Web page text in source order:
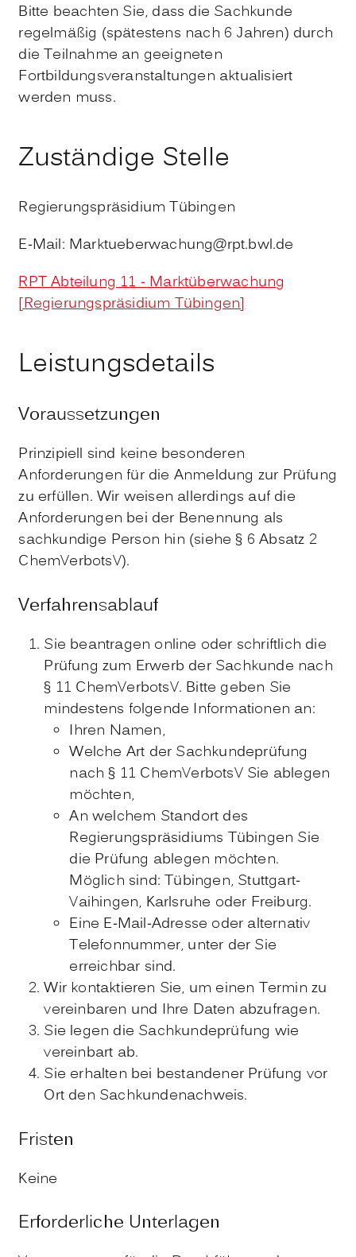
Bitte beachten Sie, dass die Sachkunde
regelmäßig (spätestens nach 6 Jahren) durch
die Teilnahme an geeigneten
Fortbildungsveranstaltungen aktualisiert
werden muss.
Zuständige Stelle
Regierungspräsidium Tübingen
E-Mail: Marktueberwachung@rpt.bwl.de
RPT Abteilung 11 - Marktüberwachung
[Regierungspräsidium Tübingen]
Leistungsdetails
Voraussetzungen
Prinzipiell sind keine besonderen
Anforderungen für die Anmeldung zur Prüfung
zu erfüllen. Wir weisen allerdings auf die
Anforderungen bei der Benennung als
sachkundige Person hin (siehe § 6 Absatz 2
ChemVerbotsV).
Verfahrensablauf
Sie beantragen online oder schriftlich die
Prüfung zum Erwerb der Sachkunde nach
§ 11 ChemVerbotsV. Bitte geben Sie
mindestens folgende Informationen an:
Ihren Namen,
Welche Art der Sachkundeprüfung
nach § 11 ChemVerbotsV Sie ablegen
möchten,
An welchem Standort des
Regierungspräsidiums Tübingen Sie
die Prüfung ablegen möchten.
Möglich sind: Tübingen, Stuttgart-
Vaihingen, Karlsruhe oder Freiburg.
Eine E-Mail-Adresse oder alternativ
Telefonnummer, unter der Sie
erreichbar sind.
Wir kontaktieren Sie, um einen Termin zu
vereinbaren und Ihre Daten abzufragen.
Sie legen die Sachkundeprüfung wie
vereinbart ab.
Sie erhalten bei bestandener Prüfung vor
Ort den Sachkundenachweis.
Fristen
Keine
Erforderliche Unterlagen